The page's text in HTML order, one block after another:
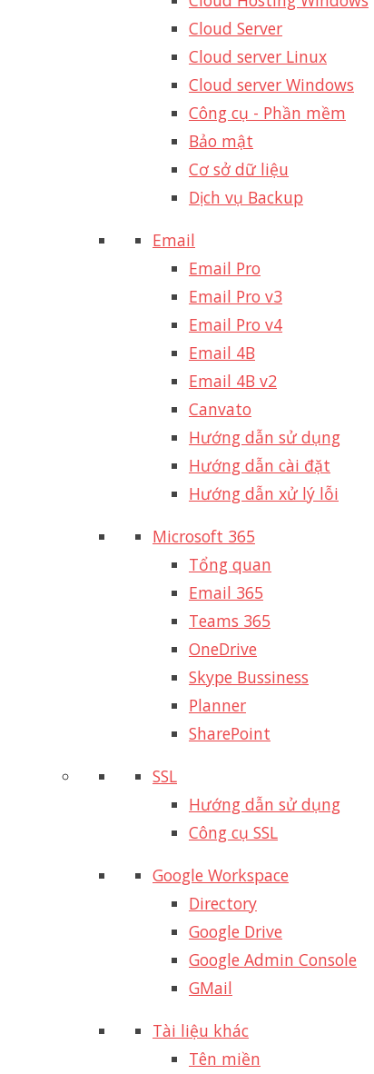
Cloud Server
Cloud server Linux
Cloud server Windows
Công cụ - Phần mềm
Bảo mật
Cơ sở dữ liệu
Dịch vụ Backup
Email
Email Pro
Email Pro v3
Email Pro v4
Email 4B
Email 4B v2
Canvato
Hướng dẫn sử dụng
Hướng dẫn cài đặt
Hướng dẫn xử lý lỗi
Microsoft 365
Tổng quan
Email 365
Teams 365
OneDrive
Skype Bussiness
Planner
SharePoint
SSL
Hướng dẫn sử dụng
Công cụ SSL
Google Workspace
Directory
Google Drive
Google Admin Console
GMail
Tài liệu khác
Tên miền